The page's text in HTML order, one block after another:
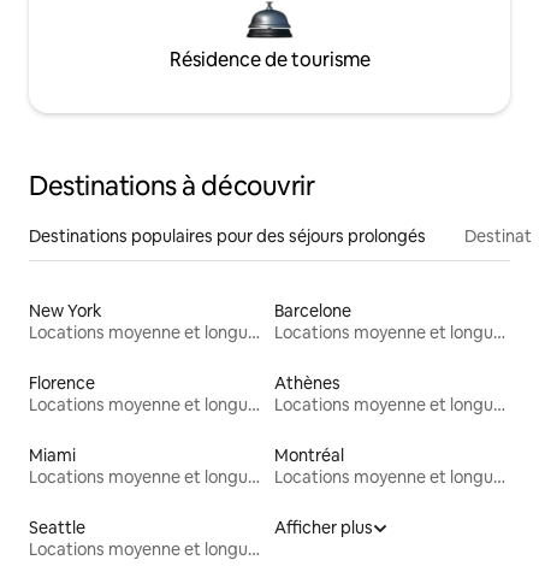
Résidence de tourisme
Destinations à découvrir
Destinations populaires pour des séjours prolongés
New York
Locations moyenne et longue durée
Barcelone
Locations moyenne et longue durée
Florence
Locations moyenne et longue durée
Athènes
Locations moyenne et longue durée
Miami
Locations moyenne et longue durée
Montréal
Locations moyenne et longue durée
Seattle
Locations moyenne et longue durée
Afficher plus